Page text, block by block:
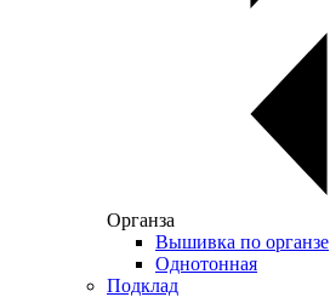
Органза
Вышивка по органзе
Однотонная
Подклад